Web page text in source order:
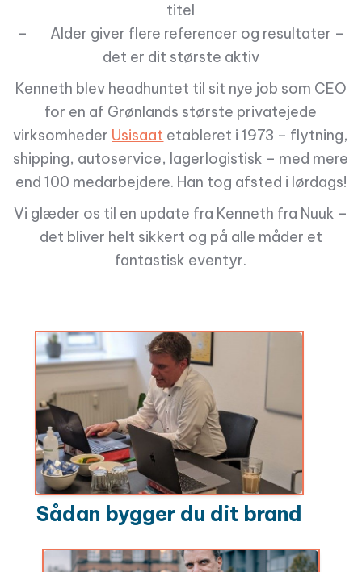
titel
– Alder giver flere referencer og resultater –
det er dit største aktiv
Kenneth blev headhuntet til sit nye job som CEO
for en af Grønlands største privatejede
virksomheder Usisaat etableret i 1973 – flytning,
shipping, autoservice, lagerlogistisk – med mere
end 100 medarbejdere. Han tog afsted i lørdags!
Vi glæder os til en update fra Kenneth fra Nuuk –
det bliver helt sikkert og på alle måder et
fantastisk eventyr.
Sådan bygger du dit brand